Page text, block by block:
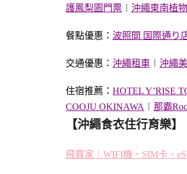
護鳳梨園門票
沖繩東南植
餐點優惠： 波照間 国際通り
交通優惠： 沖繩租車 沖繩
住宿推薦： HOTEL Y’RISE
COOJU OKINAWA
那霸
【沖繩食衣住行育樂】
飛買家︱WIFI機、SIM卡、